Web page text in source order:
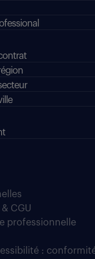
CGU
professionnelle
: